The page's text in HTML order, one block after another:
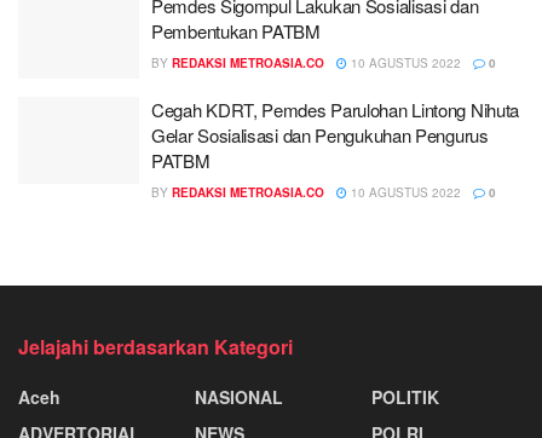
Pembentukan PATBM
BY REDAKSI METROASIA.CO 10 AGUSTUS 2022 0
Cegah KDRT, Pemdes Parulohan Lintong Nihuta
Gelar Sosialisasi dan Pengukuhan Pengurus
PATBM
BY REDAKSI METROASIA.CO 10 AGUSTUS 2022 0
Jelajahi berdasarkan Kategori
Aceh
ADVERTORIAL
NASIONAL
NEWS
POLITIK
POLRI